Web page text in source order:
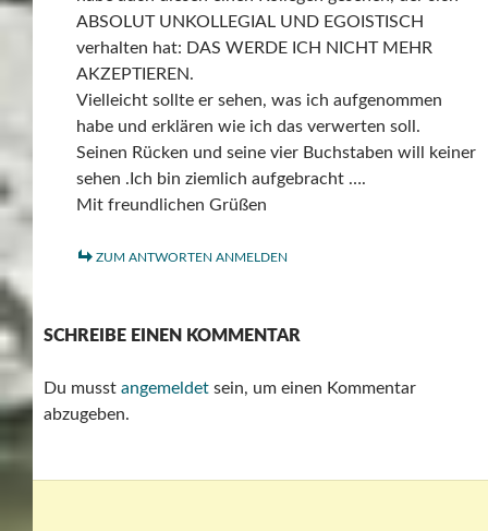
ABSOLUT UNKOLLEGIAL UND EGOISTISCH
verhalten hat: DAS WERDE ICH NICHT MEHR
AKZEPTIEREN.
Vielleicht sollte er sehen, was ich aufgenommen
habe und erklären wie ich das verwerten soll.
Seinen Rücken und seine vier Buchstaben will keiner
sehen .Ich bin ziemlich aufgebracht ….
Mit freundlichen Grüßen
ZUM ANTWORTEN ANMELDEN
SCHREIBE EINEN KOMMENTAR
Du musst angemeldet sein, um einen Kommentar
abzugeben.